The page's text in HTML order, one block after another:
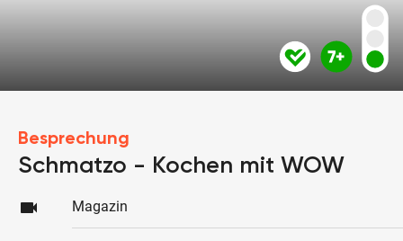
Besprechung
Schmatzo - Kochen mit WOW
videocam Magazin